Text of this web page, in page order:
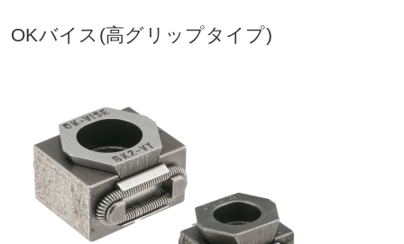
OKバイス(高グリップタイプ)